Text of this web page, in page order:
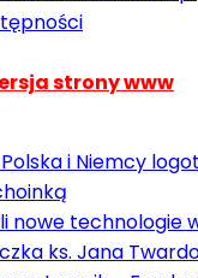
strony www